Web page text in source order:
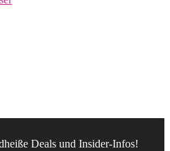
Deals und Insider-Infos!